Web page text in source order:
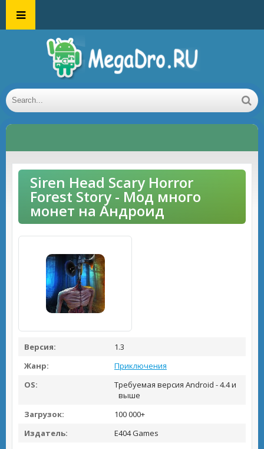
Siren Head Scary Horror
Forest Story - Мод много
монет на Андроид
Версия:
1.3
Жанр:
Приключения
OS:
Требуемая версия Android - 4.4 и
выше
Загрузок:
100 000+
Издатель:
E404 Games